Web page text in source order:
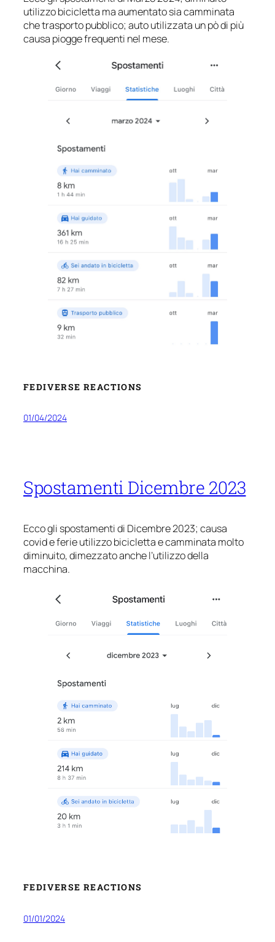
utilizzo bicicletta ma aumentato sia camminata
che trasporto pubblico; auto utilizzata un pò di più
causa piogge frequenti nel mese.
FEDIVERSE REACTIONS
01/04/2024
Spostamenti Dicembre 2023
Ecco gli spostamenti di Dicembre 2023; causa
covid e ferie utilizzo bicicletta e camminata molto
diminuito, dimezzato anche l’utilizzo della
macchina.
FEDIVERSE REACTIONS
01/01/2024